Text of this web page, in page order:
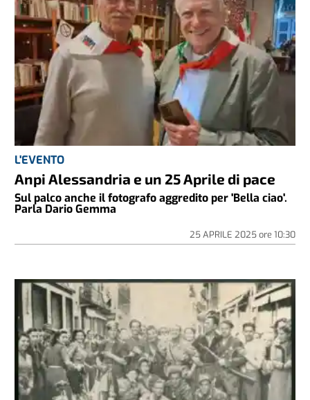
L'EVENTO
Anpi Alessandria e un 25 Aprile di pace
Sul palco anche il fotografo aggredito per 'Bella ciao'.
Parla Dario Gemma
25 APRILE 2025ore 10:30